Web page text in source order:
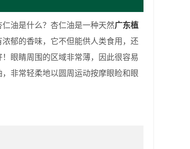
油是什么？杏仁油是一种天然广东植
郁的香味，它不但能供人类食用，还
眼睛周围的区域非常薄，因此很容易
非常轻柔地以圆周运动按摩眼睑和眼